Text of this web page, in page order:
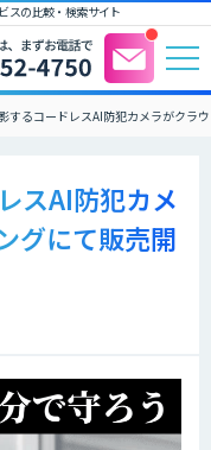
スの比較・検索サイト
するコードレスAI防犯カメラがクラ
スAI防犯カメ
グにて販売開